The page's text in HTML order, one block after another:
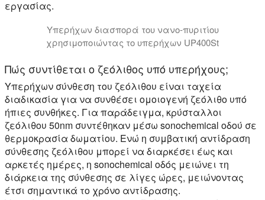
εργασίας.
Υπερήχων διασπορά του νανο-πυριτίου
χρησιμοποιώντας το υπερήχων UP400St
Πώς συντίθεται ο ζεόλιθος υπό υπερήχους;
Υπερήχων σύνθεση του ζεόλιθου είναι ταχεία
διαδικασία για να συνθέσει ομοιογενή ζεόλιθο υπό
ήπιες συνθήκες. Για παράδειγμα, κρύσταλλοι
ζεόλιθου 50nm συντέθηκαν μέσω sonochemical οδού σε
θερμοκρασία δωματίου. Ενώ η συμβατική αντίδραση
σύνθεσης ζεόλιθου μπορεί να διαρκέσει έως και
αρκετές ημέρες, η sonochemical οδός μειώνει τη
διάρκεια της σύνθεσης σε λίγες ώρες, μειώνοντας
έτσι σημαντικά το χρόνο αντίδρασης.